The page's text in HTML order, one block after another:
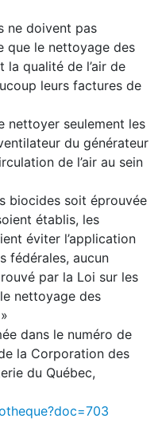
ne doivent pas
que le nettoyage des
la qualité de l’air de
leurs factures de
nettoyer seulement les
du générateur
de l’air au sein
biocides soit éprouvée
établis, les
éviter l’application
fédérales, aucun
par la Loi sur les
nettoyage des
dans le numéro de
la Corporation des
du Québec,